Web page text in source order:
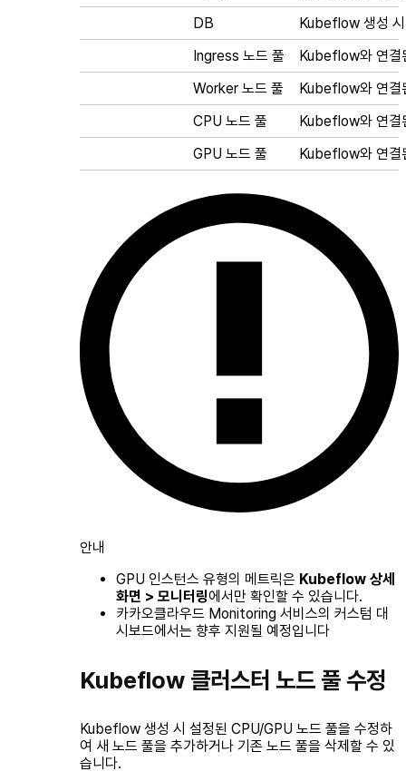
DB
Kubeflow 생성
Ingress 노드 풀
Kubeflow와 연결
Worker 노드 풀
Kubeflow와 연결
CPU 노드 풀
Kubeflow와 연결
GPU 노드 풀
Kubeflow와 연결
안내
GPU 인스턴스 유형의 메트릭은 Kubeflow 상세
화면 > 모니터링에서만 확인할 수 있습니다.
카카오클라우드 Monitoring 서비스의 커스텀 대
시보드에서는 향후 지원될 예정입니다
Kubeflow 클러스터 노드 풀 수정
Kubeflow 생성 시 설정된 CPU/GPU 노드 풀을 수정하
여 새 노드 풀을 추가하거나 기존 노드 풀을 삭제할 수 있
습니다.